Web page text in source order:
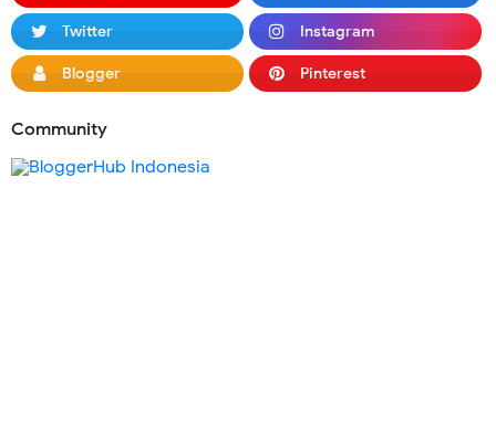
Twitter Instagram
Blogger Pinterest
Community